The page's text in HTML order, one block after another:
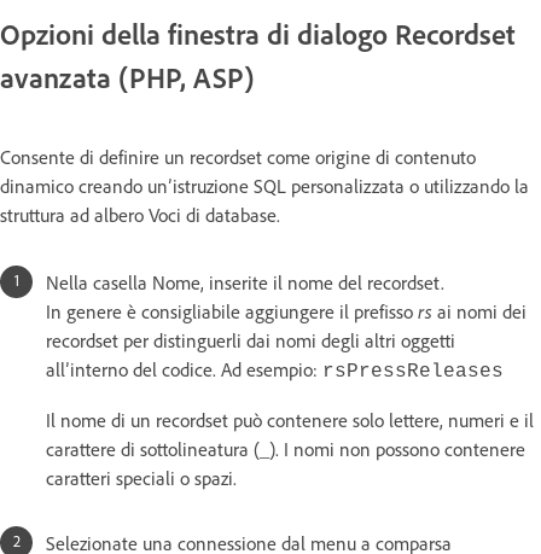
Opzioni della finestra di dialogo Recordset
avanzata (PHP, ASP)
Consente di definire un recordset come origine di contenuto
dinamico creando un’istruzione SQL personalizzata o utilizzando la
struttura ad albero Voci di database.
Nella casella Nome, inserite il nome del recordset.
In genere è consigliabile aggiungere il prefisso rs ai nomi dei
recordset per distinguerli dai nomi degli altri oggetti
all’interno del codice. Ad esempio: rsPressReleases
Il nome di un recordset può contenere solo lettere, numeri e il
carattere di sottolineatura (_). I nomi non possono contenere
caratteri speciali o spazi.
Selezionate una connessione dal menu a comparsa